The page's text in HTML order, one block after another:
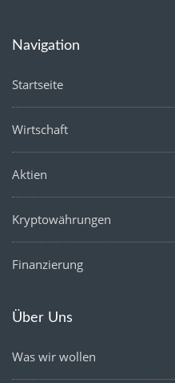
Navigation
Startseite
Wirtschaft
Aktien
Kryptowährungen
Finanzierung
Über Uns
Was wir wollen